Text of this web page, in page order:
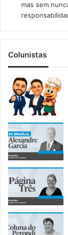
mas sem
Colunistas